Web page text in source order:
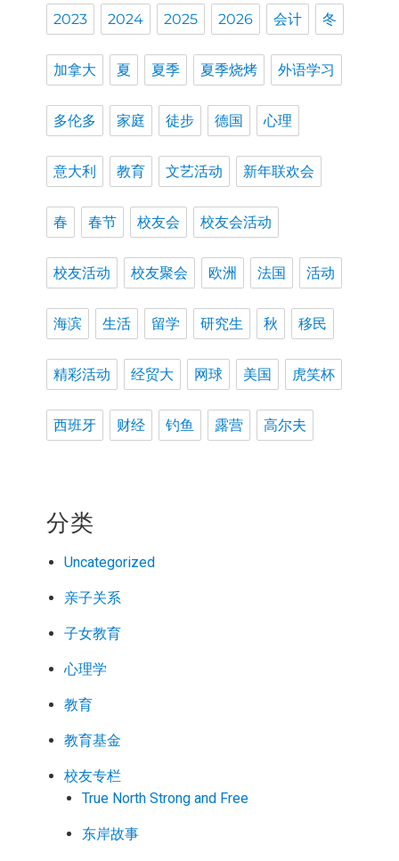
2023 2024 2025 2026 会计 冬
加拿大 夏 夏季 夏季烧烤 外语学习
多伦多 家庭 徒步 德国 心理
意大利 教育 文艺活动 新年联欢会
春 春节 校友会 校友会活动
校友活动 校友聚会 欧洲 法国 活动
海滨 生活 留学 研究生 秋 移民
精彩活动 经贸大 网球 美国 虎笑杯
西班牙 财经 钓鱼 露营 高尔夫
分类
Uncategorized
亲子关系
子女教育
心理学
教育
教育基金
校友专栏
True North Strong and Free
东岸故事